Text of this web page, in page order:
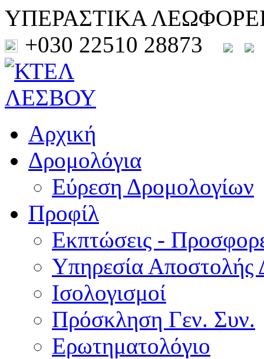
ΥΠΕΡΑΣΤΙΚΑ
+030 22510 28873
Αρχική
Δρομολόγια
Εύρεση Δρομολογίων
Προφίλ
Εκπτώσεις -
Υπηρεσία Αποστολής
Ισολογισμοί
Πρόσκληση Γεν. Συν.
Ερωτηματολόγιο